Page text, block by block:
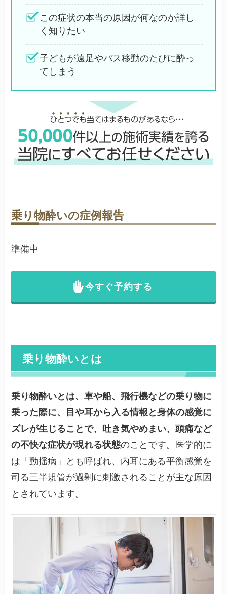
この症状の本当の原因が何なのか詳し
く知りたい
子どもが遠足やバス移動のたびに酔っ
てしまう
乗り物酔いの症例報告
準備中
今すぐ予約する
乗り物酔いとは
乗り物酔いとは、車や船、飛行機などの乗り物に
乗った際に、目や耳から入る情報と身体の感覚に
ズレが生じることで、吐き気やめまい、頭痛など
の不快な症状が現れる状態のことです。医学的に
は「動揺病」とも呼ばれ、内耳にある平衡感覚を
司る三半規管が過剰に刺激されることが主な原因
とされています。